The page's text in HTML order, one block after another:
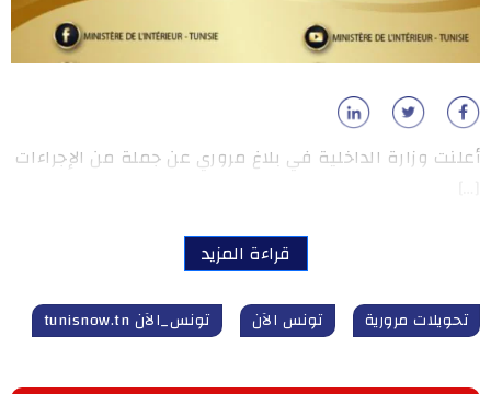
أعلنت وزارة الداخلية في بلاغ مروري عن جملة من الإجراءات
قراءة المزيد
تحويلات مرورية تونس الآن تونس_الآن tunisnow.tn